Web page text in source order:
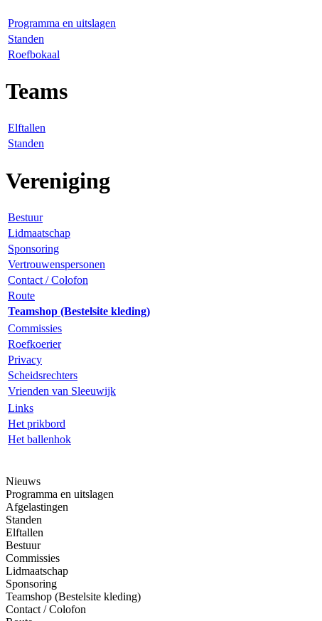
Programma en uitslagen
Standen
Roefbokaal
Teams
Elftallen
Standen
Vereniging
Bestuur
Lidmaatschap
Sponsoring
Vertrouwenspersonen
Contact / Colofon
Route
Teamshop (Bestelsite kleding)
Commissies
Roefkoerier
Privacy
Scheidsrechters
Vrienden van Sleeuwijk
Links
Het prikbord
Het ballenhok
Nieuws
Programma en uitslagen
Afgelastingen
Standen
Elftallen
Bestuur
Commissies
Lidmaatschap
Sponsoring
Teamshop (Bestelsite kleding)
Contact / Colofon